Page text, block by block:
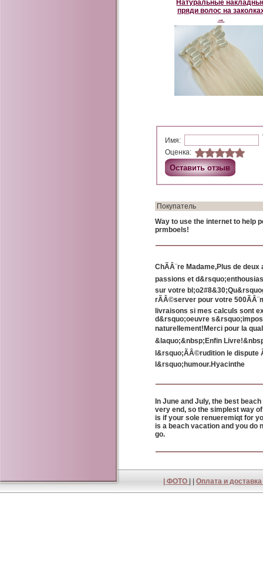
Натуральные
пряди волос на
→
Имя:
Оценка:
Покупатель
Way to use the internet to help
prmboels!
ChÃÂ¨re Madame,Plus de deux
passions et
sur votre
rÃÂ©server pour votre
livraisons si mes calculs sont
d&rsquo;oeuvre
naturellement!Merci pour la
&laquo;&nbsp;Enfin
l&rsquo;ÃÂ©rudition le dispute
l&rsquo;humour.Hyacinthe
In June and July, the best
very end, so the simplest way
is if your sole renueremiqt for
is a beach vacation and you do
go.
|ФОТО | |Оплата и